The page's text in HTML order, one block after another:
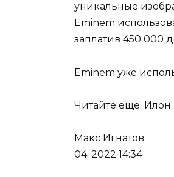
уникальные
Eminem
заплатив 450 000
Eminem уже
Читайте еще: Илон
Макс Игнатов
04. 2022 14:34